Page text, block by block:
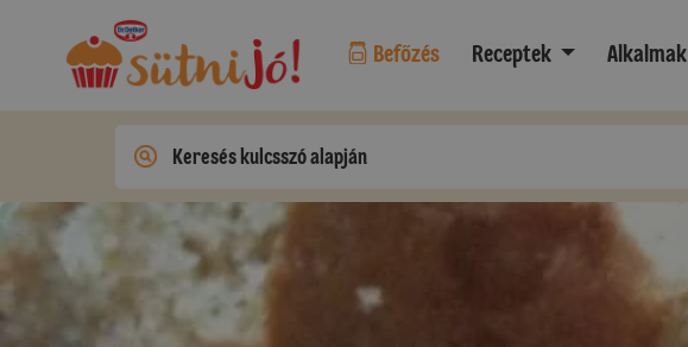
Befőzés Receptek Alkalmak